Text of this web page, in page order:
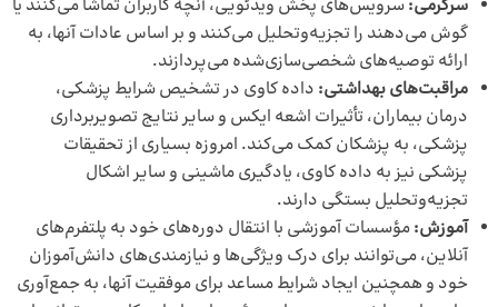
سرگرمی:سرویس‌های پخش ویدئویی، آنچه کاربران تماشا می‌کنند یا
گوش می‌دهند را تجزیه‌وتحلیل می‌کنند و بر اساس عادات آنها، به
ارائه توصیه‌های شخصی‌سازی‌شده می‌پردازند.
مراقبت‌های بهداشتی: داده کاوی در تشخیص شرایط پزشکی،
درمان بیماران، تأثیرات اشعه ایکس و سایر نتایج تصویربرداری
پزشکی، به پزشکان کمک می‌کند. امروزه بسیاری از تحقیقات
پزشکی نیز به داده کاوی، یادگیری ماشینی و سایر اشکال
تجزیه‌وتحلیل بستگی دارند.
آموزش:مؤسسات آموزشی با انتقال دوره‌های خود به پلتفرم‌های
آنلاین، می‌توانند برای درک ویژگی‌ها و نیازمندی‌های دانش‌آموزان
خود و همچنین ایجاد شرایط مساعد برای موفقیت آنها، ‌به جمع‌آوری